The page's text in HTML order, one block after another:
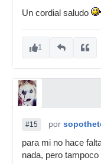
Un cordial saludo
1
#15 por
para mi no hace
nada, pero